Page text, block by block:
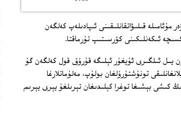
مۇئامىلە قىلىۋاتقانلىقىنى ئىپادىلەپ كەلگەن
ئىكەنلىكىنى كۆرسىتىپ تۇرماقتا.
ئون يىل ئىلگىرى ئۇيغۇر ئېلىگە قۇرۇق قول كەلگەن گۇ
تونۇشتۇرۇلغان بولۇپ، مەلۇماتلارغا
كىشى بېشىغا توغرا كېلىدىغان تېرىلغۇ يېرى يېرىم